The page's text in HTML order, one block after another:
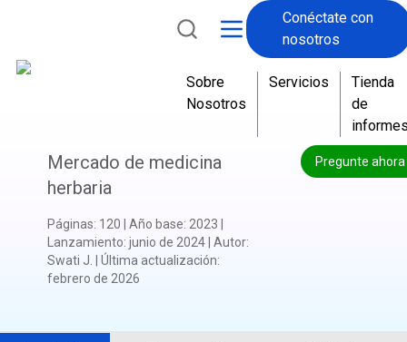
Conéctate con
nosotros
Sobre
Nosotros
Servicios
Tienda
de
Pregunte ahora
Mercado de medicina
herbaria
Páginas: 120 Año base: 2023
Lanzamiento: junio de 2024| Autor:
Swati J.
Última actualización:
febrero de 2026